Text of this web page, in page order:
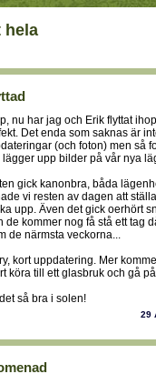
hela
nu har jag och Erik flyttat
Det enda som saknas är
(och foton) men så
lägger upp bilder på vår nya
gick kanonbra, båda
vi resten av dagen att
upp. Även det gick oerhört
de kommer nog få stå ett tag
de närmsta veckorna...
kort uppdatering. Mer
köra till ett glasbruk och gå
så bra i solen!
29